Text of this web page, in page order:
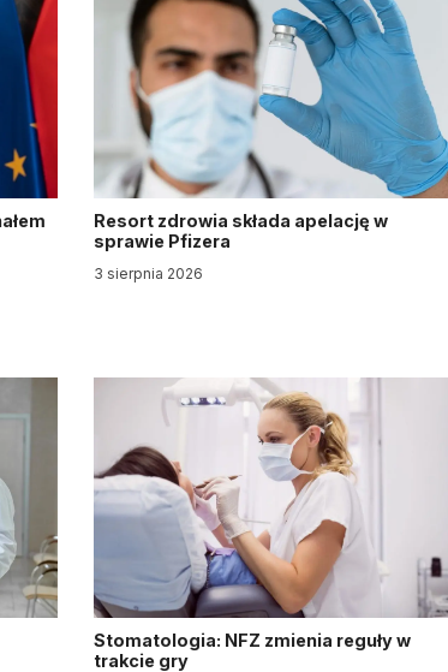
Resort zdrowia składa apelację w
sprawie Pfizera
3 sierpnia 2026
Stomatologia: NFZ zmienia reguły w
trakcie gry